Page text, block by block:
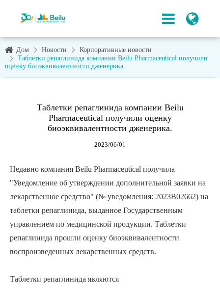
Дом Новости
Корпоративные новости
Таблетки репаглинида компании Beilu Pharmaceutical получили
оценку биоэквивалентности дженерика.
Таблетки репаглинида компании Beilu
Pharmaceutical получили оценку
биоэквивалентности дженерика.
2023/06/01
Недавно компания Beilu Pharmaceutical получила
"Уведомление об утверждении дополнительной заявки на
лекарственное средство" (№ уведомления: 2023B02662) на
таблетки репаглинида, выданное Государственным
управлением по медицинской продукции. Таблетки
репаглинида прошли оценку биоэквивалентности
воспроизведенных лекарственных средств.
Таблетки репаглинида являются